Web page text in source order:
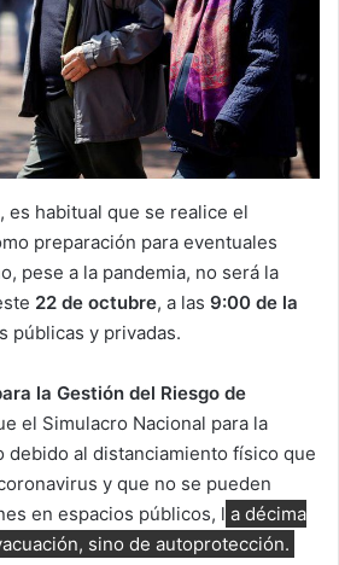
es habitual que se realice el
preparación para eventuales
pese a la pandemia, no será la
22 de octubre, a las 9:00 de la
públicas y privadas.
la Gestión del Riesgo de
el Simulacro Nacional para la
debido al distanciamiento físico que
y que no se pueden
en espacios públicos, l a décima
sino de autoprotección.